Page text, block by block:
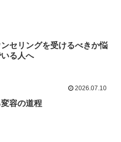
ンセリングを受けるべきか悩
いる人へ
2026.07.10
変容の道程